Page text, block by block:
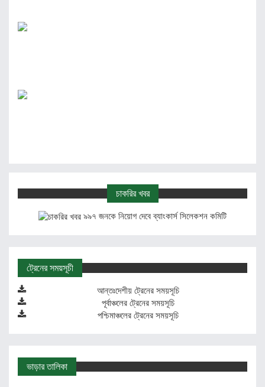
চাকরির খবর
৯৯৭ জনকে নিয়োগ দেবে ব্যাংকার্স সিলেকশন কমিটি
ট্রেনের সময়সূচী
আন্তঃদেশীয় ট্রেনের সময়সূচি
পূর্বাঞ্চলের ট্রেনের সময়সূচি
পশ্চিমাঞ্চলের ট্রেনের সময়সূচি
ভাড়ার তালিকা